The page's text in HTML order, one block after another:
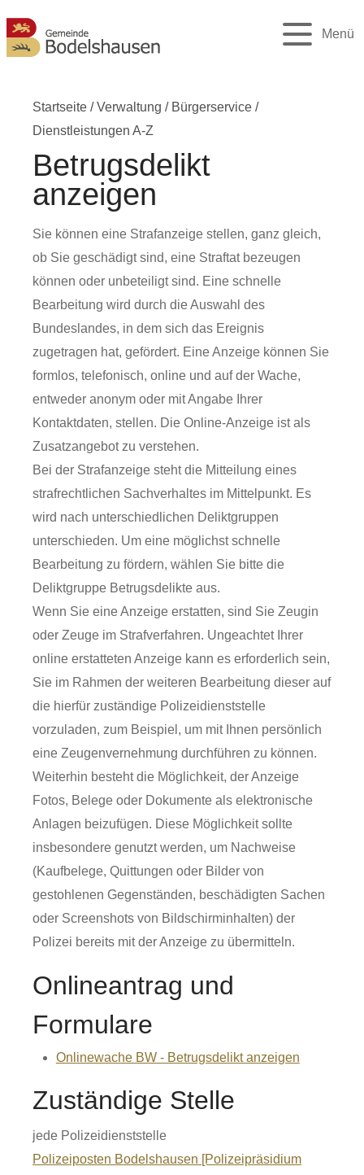
Menü
Startseite /Verwaltung / Bürgerservice /
Dienstleistungen A-Z
Betrugsdelikt
anzeigen
Sie können eine Strafanzeige stellen, ganz gleich,
ob Sie geschädigt sind, eine Straftat bezeugen
können oder unbeteiligt sind. Eine schnelle
Bearbeitung wird durch die Auswahl des
Bundeslandes, in dem sich das Ereignis
zugetragen hat, gefördert. Eine Anzeige können Sie
formlos, telefonisch, online und auf der Wache,
entweder anonym oder mit Angabe Ihrer
Kontaktdaten, stellen. Die Online-Anzeige ist als
Zusatzangebot zu verstehen.
Bei der Strafanzeige steht die Mitteilung eines
strafrechtlichen Sachverhaltes im Mittelpunkt. Es
wird nach unterschiedlichen Deliktgruppen
unterschieden. Um eine möglichst schnelle
Bearbeitung zu fördern, wählen Sie bitte die
Deliktgruppe Betrugsdelikte aus.
Wenn Sie eine Anzeige erstatten, sind Sie Zeugin
oder Zeuge im Strafverfahren. Ungeachtet Ihrer
online erstatteten Anzeige kann es erforderlich sein,
Sie im Rahmen der weiteren Bearbeitung dieser auf
die hierfür zuständige Polizeidienststelle
vorzuladen, zum Beispiel, um mit Ihnen persönlich
eine Zeugenvernehmung durchführen zu können.
Weiterhin besteht die Möglichkeit, der Anzeige
Fotos, Belege oder Dokumente als elektronische
Anlagen beizufügen. Diese Möglichkeit sollte
insbesondere genutzt werden, um Nachweise
(Kaufbelege, Quittungen oder Bilder von
gestohlenen Gegenständen, beschädigten Sachen
oder Screenshots von Bildschirminhalten) der
Polizei bereits mit der Anzeige zu übermitteln.
Onlineantrag und
Formulare
Onlinewache BW - Betrugsdelikt anzeigen
Zuständige Stelle
jede Polizeidienststelle
Polizeiposten Bodelshausen [Polizeipräsidium